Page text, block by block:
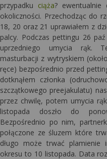
przypadku ciąża? ewentualnie
okoliczności. Przechodząc do
18, 20 oraz 21 uprawiałem z
palcy. Podczas pettingu 26
uprzedniego umycia rąk.
masturbacji z wytryskiem
ręce) bezpośrednio przed
dotknąłem członka
szczątkowego preejakulatu)
przez chwilę, potem umycia
listopada doszło do
Bezpośrednio po nim,
połączone ze śluzem które
długo może trwać plamienie
okresu to 10 listopada. Data